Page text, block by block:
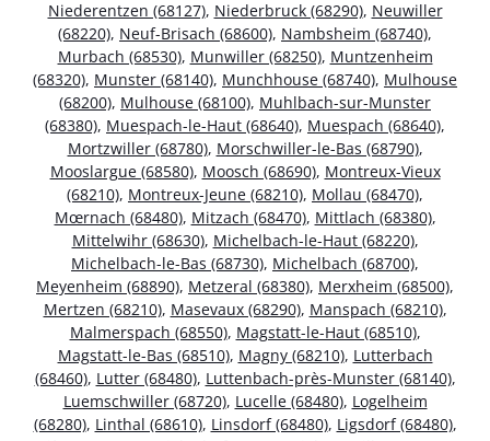
Niederentzen (68127), Niederbruck (68290), Neuwiller
(68220), Neuf-Brisach (68600), Nambsheim (68740),
Murbach (68530), Munwiller (68250), Muntzenheim
(68320), Munster (68140), Munchhouse (68740), Mulhouse
(68200), Mulhouse (68100), Muhlbach-sur-Munster
(68380), Muespach-le-Haut (68640), Muespach (68640),
Mortzwiller (68780), Morschwiller-le-Bas (68790),
Mooslargue (68580), Moosch (68690), Montreux-Vieux
(68210), Montreux-Jeune (68210), Mollau (68470),
Mœrnach (68480), Mitzach (68470), Mittlach (68380),
Mittelwihr (68630), Michelbach-le-Haut (68220),
Michelbach-le-Bas (68730), Michelbach (68700),
Meyenheim (68890), Metzeral (68380), Merxheim (68500),
Mertzen (68210), Masevaux (68290), Manspach (68210),
Malmerspach (68550), Magstatt-le-Haut (68510),
Magstatt-le-Bas (68510), Magny (68210), Lutterbach
(68460), Lutter (68480), Luttenbach-près-Munster (68140),
Luemschwiller (68720), Lucelle (68480), Logelheim
(68280), Linthal (68610), Linsdorf (68480), Ligsdorf (68480),